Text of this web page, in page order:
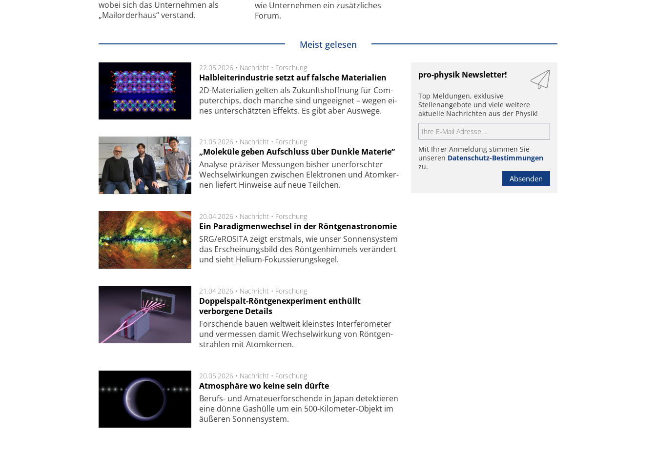
wobei sich das Unternehmen als
„Mailorderhaus“ verstand.
wie Unternehmen ein zusätzliches
Forum.
Meist gelesen
22.05.2026 • Nachricht • Forschung
Halbleiterindustrie setzt auf falsche Materialien
2D-Mate­ri­a­li­en gel­ten als Zu­kunfts­hoff­nung für Com­
pu­ter­chips, doch man­che sind un­ge­eig­net – we­gen ei­
nes un­ter­schätz­ten Ef­fekts. Es gibt aber Aus­we­ge.
21.05.2026 • Nachricht • Forschung
„Moleküle geben Aufschluss über Dunkle Materie“
Analyse prä­zi­ser Mes­sung­en bis­her un­er­for­schter
Wech­sel­wir­kung­en zwi­schen Elek­tro­nen und Atom­ker­
nen lie­fert Hin­wei­se auf neue Teil­chen.
20.04.2026 • Nachricht • Forschung
Ein Paradigmenwechsel in der Röntgenastronomie
SRG/eROSITA zeigt erst­mals, wie unser Son­nen­sys­tem
das Er­schei­nungs­bild des Rönt­gen­him­mels ver­än­dert
und sieht Helium-Fokus­sie­rungs­ke­gel.
21.04.2026 • Nachricht • Forschung
Doppelspalt-Röntgenexperiment enthüllt
verborgene Details
For­schen­de bau­en welt­weit kleins­tes In­ter­fe­ro­me­ter
und ver­mes­sen da­mit Wech­sel­wir­kung von Rönt­gen­
strah­len mit Atom­ker­nen.
20.05.2026 • Nachricht • Forschung
Atmosphäre wo keine sein dürfte
Berufs- und Ama­teuer­for­schen­de in Japan de­tek­tie­ren
eine dün­ne Gas­hül­le um ein 500-Kilo­meter-Objekt im
äu­ße­ren Son­nen­sys­tem.
pro-physik Newsletter!
Top Meldungen, exklusive
Stellenangebote und viele weitere
aktuelle Nachrichten aus der Physik!
Mit Ihrer Anmeldung stimmen Sie
unseren Datenschutz-Bestimmungen
zu.
Absenden